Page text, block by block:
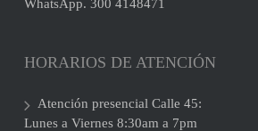
WhatsApp. 300 4148471
HORARIOS DE ATENCIÓN
Atención presencial Calle 45:
Lunes a Viernes 8:30am a 7pm